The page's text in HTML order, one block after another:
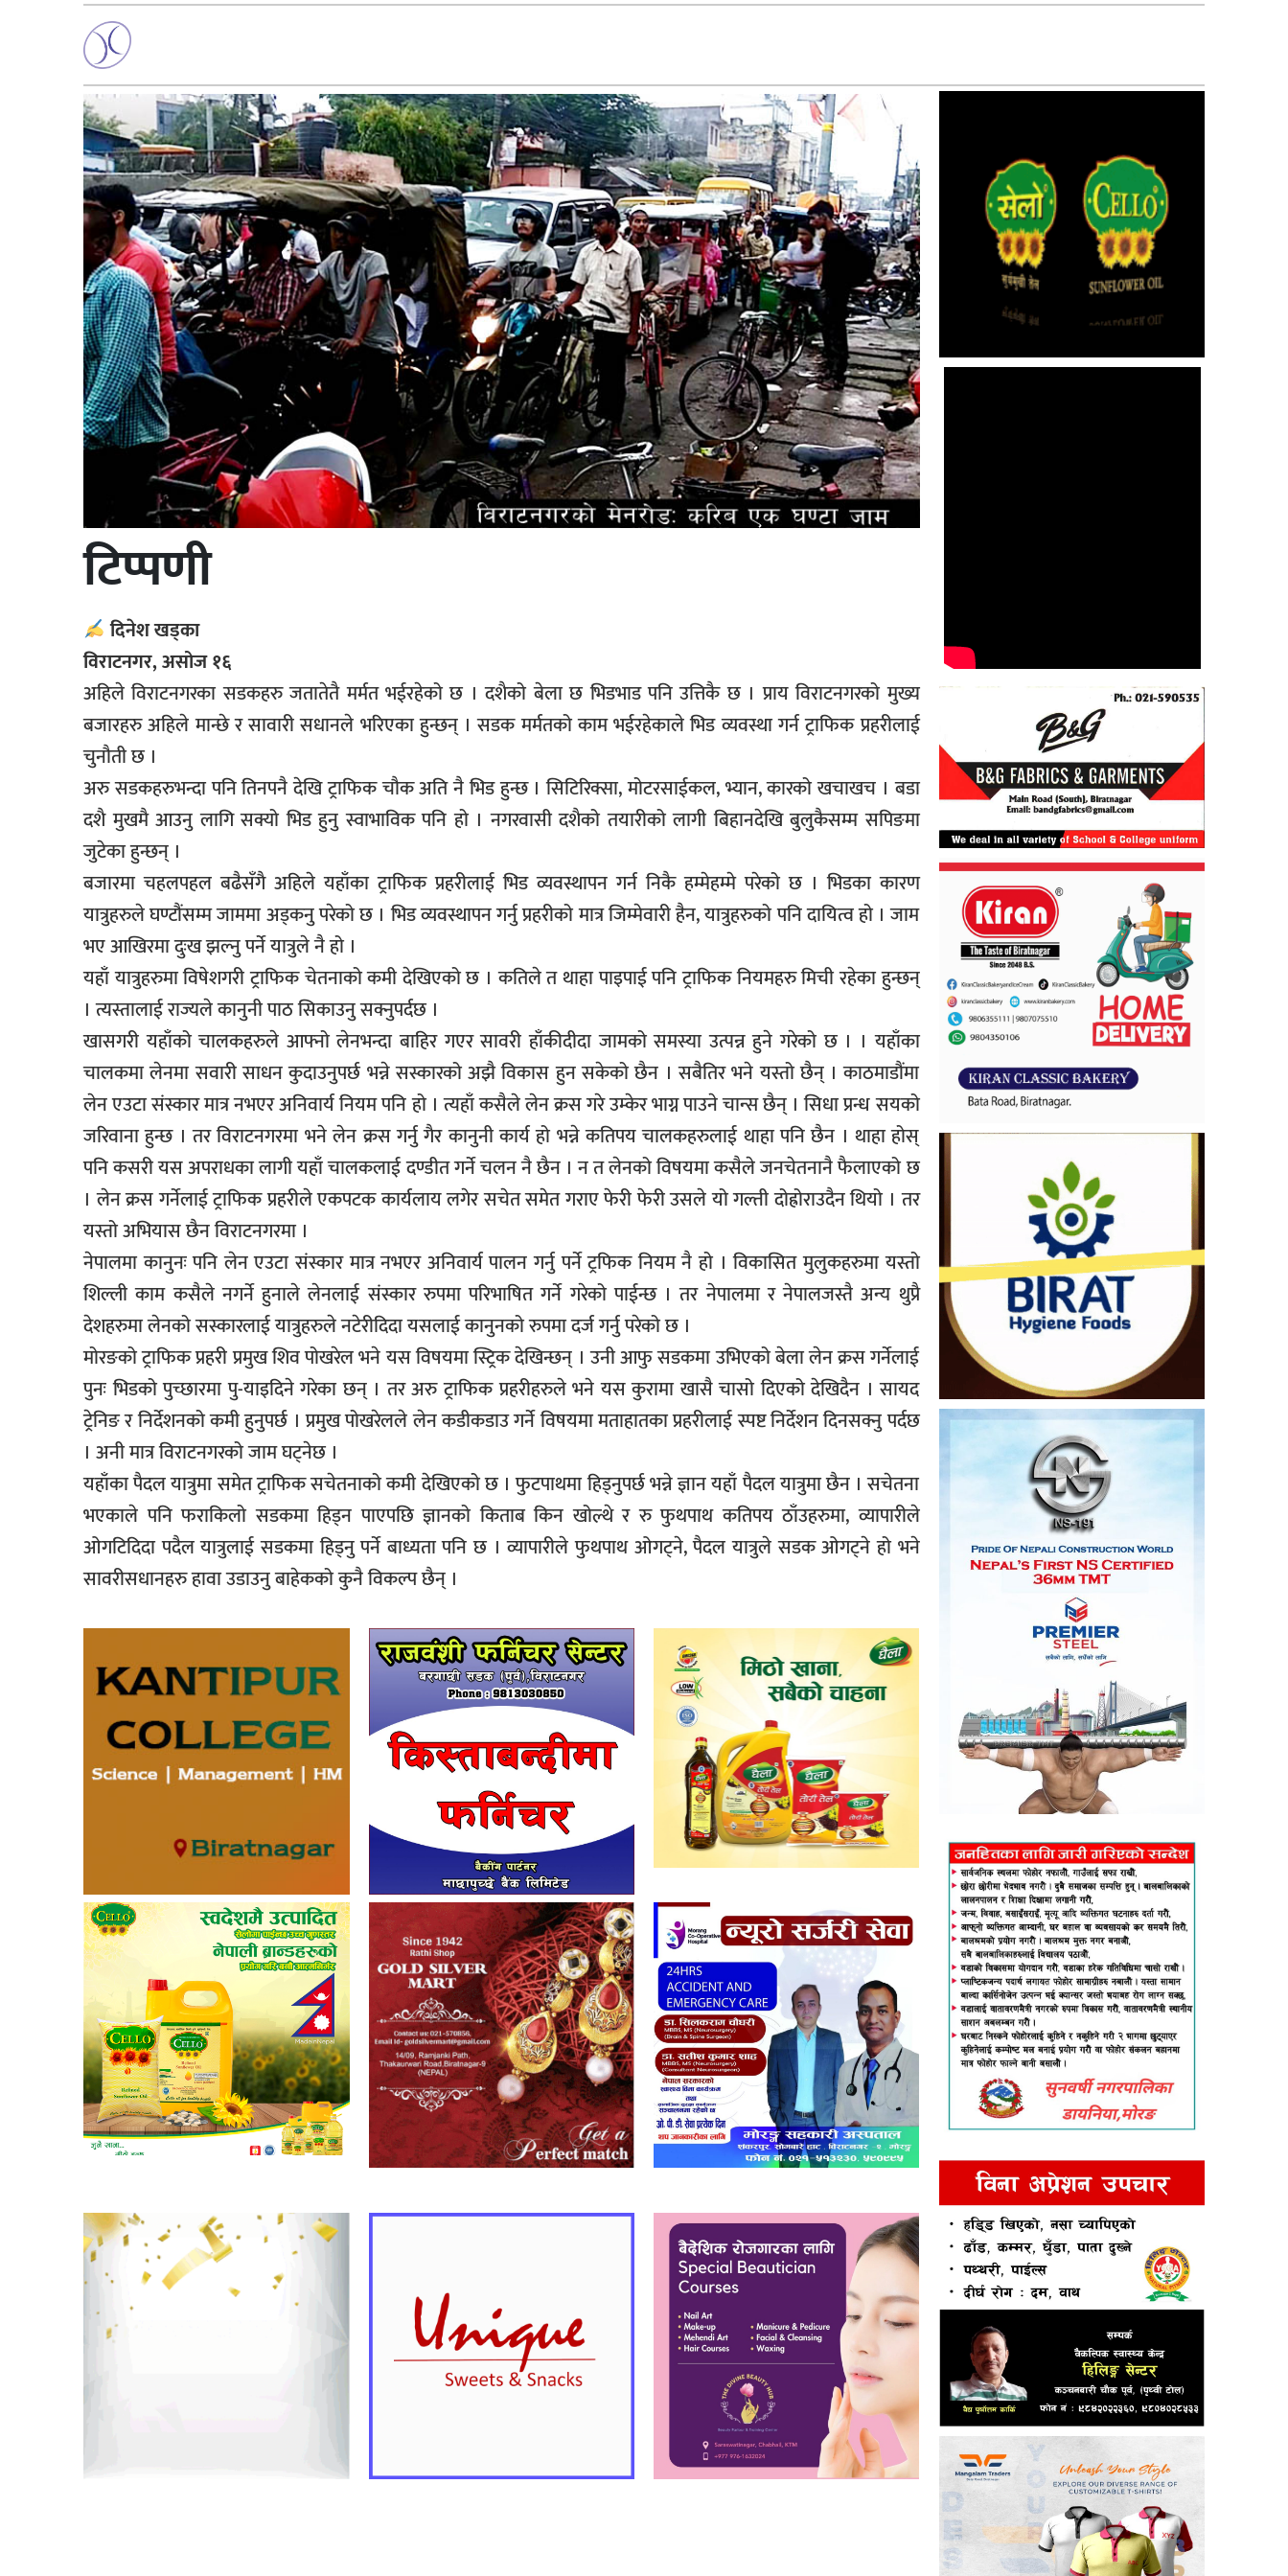
टिप्पणी
दिनेश खड्का
विराटनगर, असोज १६
अहिले विराटनगरका सडकहरु जतातेतै मर्मत भईरहेको छ । दशैको बेला छ भिडभाड पनि उत्तिकै छ । प्राय विराटनगरको मुख्य
बजारहरु अहिले मान्छे र सावारी सधानले भरिएका हुन्छन् । सडक मर्मतको काम भईरहेकाले भिड व्यवस्था गर्न ट्राफिक प्रहरीलाई
चुनौती छ ।
अरु सडकहरुभन्दा पनि तिनपनै देखि ट्राफिक चौक अति नै भिड हुन्छ । सिटिरिक्सा, मोटरसाईकल, भ्यान, कारको खचाखच । बडा
दशै मुखमै आउनु लागि सक्यो भिड हुनु स्वाभाविक पनि हो । नगरवासी दशैको तयारीको लागी बिहानदेखि बुलुकैसम्म सपिङमा
जुटेका हुन्छन् ।
बजारमा चहलपहल बढैसँगै अहिले यहाँका ट्राफिक प्रहरीलाई भिड व्यवस्थापन गर्न निकै हम्मेहम्मे परेको छ । भिडका कारण
यात्रुहरुले घण्टौंसम्म जाममा अड्कनु परेको छ । भिड व्यवस्थापन गर्नु प्रहरीको मात्र जिम्मेवारी हैन, यात्रुहरुको पनि दायित्व हो । जाम
भए आखिरमा दुःख झल्नु पर्ने यात्रुले नै हो ।
यहाँ यात्रुहरुमा विषेशगरी ट्राफिक चेतनाको कमी देखिएको छ । कतिले त थाहा पाइपाई पनि ट्राफिक नियमहरु मिची रहेका हुन्छन्
। त्यस्तालाई राज्यले कानुनी पाठ सिकाउनु सक्नुपर्दछ ।
खासगरी यहाँको चालकहरुले आफ्नो लेनभन्दा बाहिर गएर सावरी हाँकीदीदा जामको समस्या उत्पन्न हुने गरेको छ । । यहाँका
चालकमा लेनमा सवारी साधन कुदाउनुपर्छ भन्ने सस्कारको अझै विकास हुन सकेको छैन । सबैतिर भने यस्तो छैन् । काठमाडौंमा
लेन एउटा संस्कार मात्र नभएर अनिवार्य नियम पनि हो । त्यहाँ कसैले लेन क्रस गरे उम्केर भाग्न पाउने चान्स छैन् । सिधा प्रन्ध सयको
जरिवाना हुन्छ । तर विराटनगरमा भने लेन क्रस गर्नु गैर कानुनी कार्य हो भन्ने कतिपय चालकहरुलाई थाहा पनि छैन । थाहा होस्
पनि कसरी यस अपराधका लागी यहाँ चालकलाई दण्डीत गर्ने चलन नै छैन । न त लेनको विषयमा कसैले जनचेतनानै फैलाएको छ
। लेन क्रस गर्नेलाई ट्राफिक प्रहरीले एकपटक कार्यलाय लगेर सचेत समेत गराए फेरी फेरी उसले यो गल्ती दोह्रोराउदैन थियो । तर
यस्तो अभियास छैन विराटनगरमा ।
नेपालमा कानुनः पनि लेन एउटा संस्कार मात्र नभएर अनिवार्य पालन गर्नु पर्ने ट्रफिक नियम नै हो । विकासित मुलुकहरुमा यस्तो
शिल्ली काम कसैले नगर्ने हुनाले लेनलाई संस्कार रुपमा परिभाषित गर्ने गरेको पाईन्छ । तर नेपालमा र नेपालजस्तै अन्य थुप्रै
देशहरुमा लेनको सस्कारलाई यात्रुहरुले नटेरीदिदा यसलाई कानुनको रुपमा दर्ज गर्नु परेको छ ।
मोरङको ट्राफिक प्रहरी प्रमुख शिव पोखरेल भने यस विषयमा स्ट्रिक देखिन्छन् । उनी आफु सडकमा उभिएको बेला लेन क्रस गर्नेलाई
पुनः भिडको पुच्छारमा पु-याइदिने गरेका छन् । तर अरु ट्राफिक प्रहरीहरुले भने यस कुरामा खासै चासो दिएको देखिदैन । सायद
ट्रेनिङ र निर्देशनको कमी हुनुपर्छ । प्रमुख पोखरेलले लेन कडीकडाउ गर्ने विषयमा मताहातका प्रहरीलाई स्पष्ट निर्देशन दिनसक्नु पर्दछ
। अनी मात्र विराटनगरको जाम घट्नेछ ।
यहाँका पैदल यात्रुमा समेत ट्राफिक सचेतनाको कमी देखिएको छ । फुटपाथमा हिड्नुपर्छ भन्ने ज्ञान यहाँ पैदल यात्रुमा छैन । सचेतना
भएकाले पनि फराकिलो सडकमा हिड्न पाएपछि ज्ञानको किताब किन खोल्थे र रु फुथपाथ कतिपय ठाँउहरुमा, व्यापारीले
ओगटिदिदा पदैल यात्रुलाई सडकमा हिड्नु पर्ने बाध्यता पनि छ । व्यापारीले फुथपाथ ओगट्ने, पैदल यात्रुले सडक ओगट्ने हो भने
सावरीसधानहरु हावा उडाउनु बाहेकको कुनै विकल्प छैन् ।